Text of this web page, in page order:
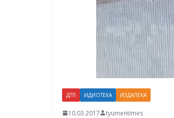
ДТП ИДИОТЕКА ИЗДАЛЕКА
10.03.2017 tyumentimes